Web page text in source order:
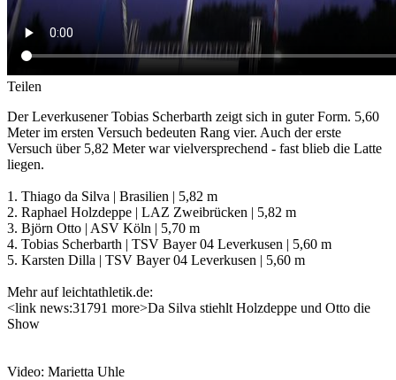
Teilen
Der Leverkusener Tobias Scherbarth zeigt sich in guter Form. 5,60
Meter im ersten Versuch bedeuten Rang vier. Auch der erste
Versuch über 5,82 Meter war vielversprechend - fast blieb die Latte
liegen.
1. Thiago da Silva | Brasilien | 5,82 m
2. Raphael Holzdeppe | LAZ Zweibrücken | 5,82 m
3. Björn Otto | ASV Köln | 5,70 m
4. Tobias Scherbarth | TSV Bayer 04 Leverkusen | 5,60 m
5. Karsten Dilla | TSV Bayer 04 Leverkusen | 5,60 m
Mehr auf leichtathletik.de:
<link news:31791 more>Da Silva stiehlt Holzdeppe und Otto die
Show
Video: Marietta Uhle